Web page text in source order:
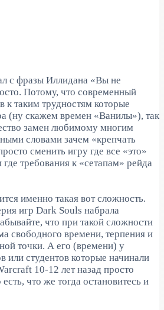
с фразы Иллидана «Вы не
Потому, что современный
к таким трудностям которые
(ну скажем времен «Ванилы»), так
замен любимому многим
словами зачем «крепчать
сменить игру где все «это»
требования к «сетапам» рейда
именно такая вот сложность.
игр Dark Souls набрала
что при такой сложности
свободного времени, терпения и
точки. А его (времени) у
или студентов которые начинали
10-12 лет назад просто
что же тогда остановитесь и